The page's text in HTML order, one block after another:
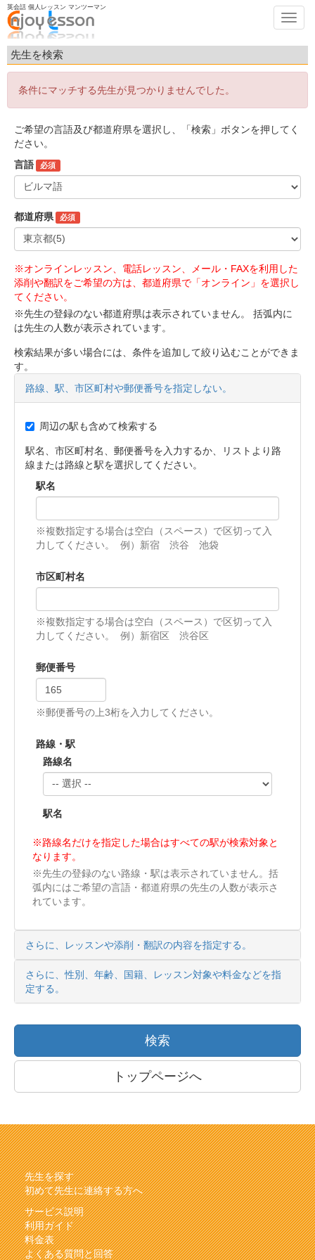
英会話 個人レッスン マンツーマン
先生を検索
条件にマッチする先生が見つかりませんでした。
ご希望の言語及び都道府県を選択し、「検索」ボタンを押してく
ださい。
言語
必須
都道府県 必須
※オンラインレッスン、電話レッスン、メール・FAXを利用した
添削や翻訳をご希望の方は、都道府県で「オンライン」を選択し
てください。
※先生の登録のない都道府県は表示されていません。 括弧内に
は先生の人数が表示されています。
検索結果が多い場合には、条件を追加して絞り込むことができま
す。
路線、駅、市区町村や郵便番号を指定しない。
周辺の駅も含めて検索する
駅名、市区町村名、郵便番号を入力するか、リストより路
線または路線と駅を選択してください。
駅名
※複数指定する場合は空白（スペース）で区切って入
力してください。 例）新宿 渋谷 池袋
市区町村名
※複数指定する場合は空白（スペース）で区切って入
力してください。 例）新宿区 渋谷区
郵便番号
※郵便番号の上3桁を入力してください。
路線・駅
路線名
駅名
※路線名だけを指定した場合はすべての駅が検索対象と
なります。
※先生の登録のない路線・駅は表示されていません。括
弧内にはご希望の言語・都道府県の先生の人数が表示さ
れています。
さらに、レッスンや添削・翻訳の内容を指定する。
さらに、性別、年齢、国籍、レッスン対象や料金などを指
定する。
検索
トップページへ
先生を探す
初めて先生に連絡する方へ
サービス説明
利用ガイド
料金表
よくある質問と回答